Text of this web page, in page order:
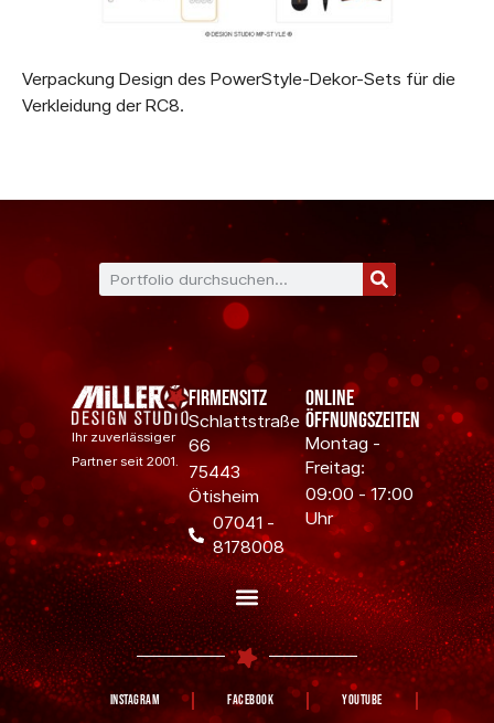
Verpackung Design des PowerStyle-Dekor-Sets für die
Verkleidung der RC8.
Ihr zuverlässiger
Partner seit 2001.
Firmensitz
Schlattstraße
66
75443
Ötisheim
07041 -
8178008
Online
Öffnungszeiten
Montag -
Freitag:
09:00 - 17:00
Uhr
Instagram Facebook YouTube